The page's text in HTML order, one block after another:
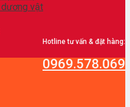
Hotline tư vấn & đặt hàng:
0969.578.069
vật